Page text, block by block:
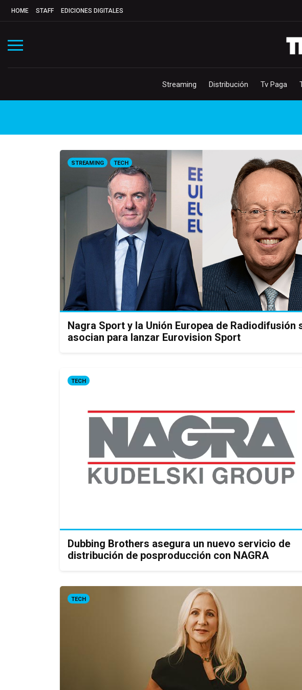
HOME STAFF EDICIONES DIGITALES
Streaming Distribución Tv Paga
STREAMING TECH
Nagra Sport y la Unión Europea de Radiodifusión
asocian para lanzar Eurovision Sport
TECH
Dubbing Brothers asegura un nuevo servicio de
distribución de posproducción con NAGRA
TECH